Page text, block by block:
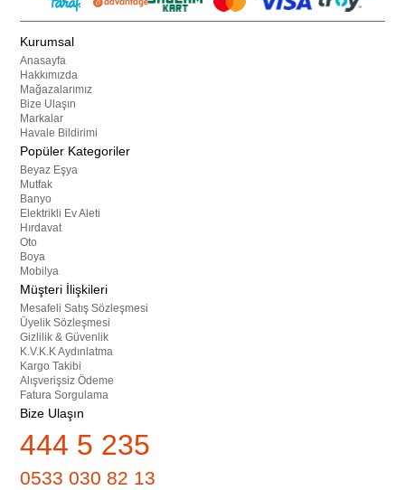
Kurumsal
Anasayfa
Hakkımızda
Mağazalarımız
Bize Ulaşın
Markalar
Havale Bildirimi
Popüler Kategoriler
Beyaz Eşya
Mutfak
Banyo
Elektrikli Ev Aleti
Hırdavat
Oto
Boya
Mobilya
Müşteri İlişkileri
Mesafeli Satış Sözleşmesi
Üyelik Sözleşmesi
Gizlilik & Güvenlik
K.V.K.K Aydınlatma
Kargo Takibi
Alışverişsiz Ödeme
Fatura Sorgulama
Bize Ulaşın
444 5 235
0533 030 82 13